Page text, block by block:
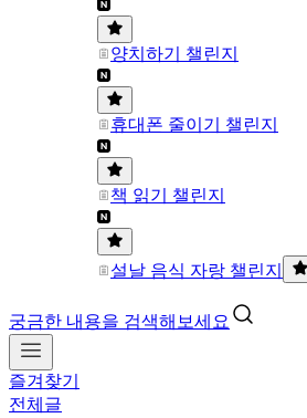
양치하기 챌린지
휴대폰 줄이기 챌린지
책 읽기 챌린지
설날 음식 자랑 챌린지
궁금한 내용을 검색해보세요
즐겨찾기
전체글